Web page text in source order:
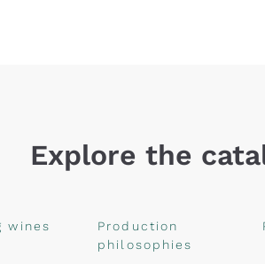
Explore the
wines
Production
philosophies